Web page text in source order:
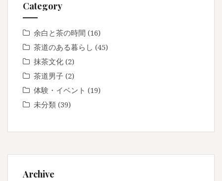
Category
余白と茶の時間 (16)
茶道のある暮らし (45)
抹茶文化 (2)
茶道男子 (2)
体験・イベント (19)
未分類 (39)
Archive